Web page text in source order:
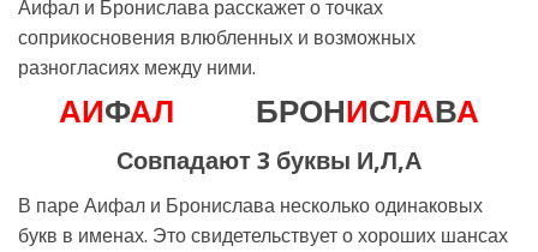
Аифал и Бронислава расскажет о точках
соприкосновения влюбленных и возможных
разногласиях между ними.
АИФАЛ БРОНИСЛАВА
Совпадают 3 буквы И,Л,А
В паре Аифал и Бронислава несколько одинаковых
букв в именах. Это свидетельствует о хороших шансах